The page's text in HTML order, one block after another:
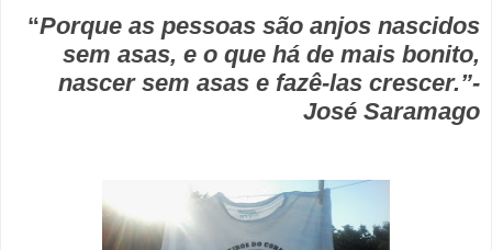
“Porque as pessoas são anjos nascidos
sem asas, e o que há de mais bonito,
nascer sem asas e fazê-las crescer.”-
José Saramago